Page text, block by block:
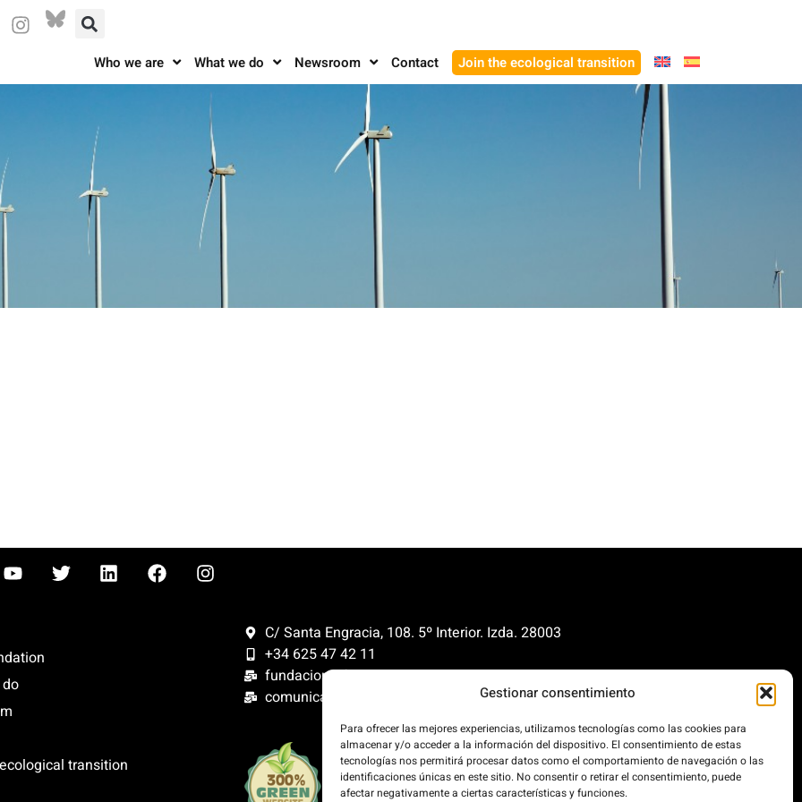
Gestionar consentimiento
Para ofrecer las mejores experiencias, utilizamos tecnologías como las cookies para
almacenar y/o acceder a la información del dispositivo. El consentimiento de estas
tecnologías nos permitirá procesar datos como el comportamiento de navegación o las
identificaciones únicas en este sitio. No consentir o retirar el consentimiento, puede
afectar negativamente a ciertas características y funciones.
Who we are What we do Newsroom Contact Join the ecological transition
transition
C/ Santa Engracia, 108. 5º Interior. Izda. 28003
+34 625 47 42 11
fundacion@fundacionrenovables.org
comunicacion@fundacionrenovables.org
We offset our carbon footprint by 300%. This
website is powered 100% by renewable
energy.